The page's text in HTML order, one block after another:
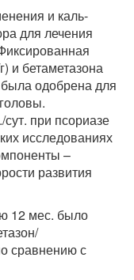
и каль-
для лечения
и бетаметазона
была одобрена для
при псориазе
исследованиях
–
развития
12 мес. было
сравнению с